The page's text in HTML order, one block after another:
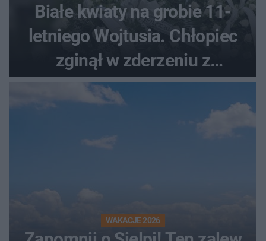
Białe kwiaty na grobie 11-
letniego Wojtusia. Chłopiec
zginął w zderzeniu z
kombajnem
WAKACJE 2026